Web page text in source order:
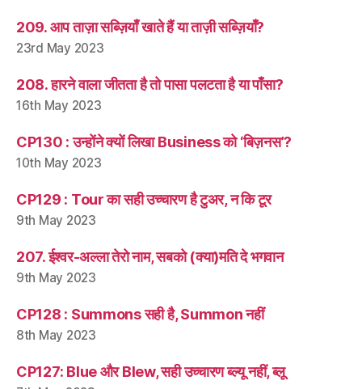
209. आप ताज़ा सब्ज़ियाँ खाते हैं या ताज़ी सब्ज़ियाँ?
23rd May 2023
208. हारने वाला जीतता है तो पासा पलटता है या पाँसा?
16th May 2023
CP130 : उन्होंने क्यों लिखा Business को ‘बिज़नस’?
10th May 2023
CP129 : Tour का सही उच्चारण है टुअर, न कि टूर
9th May 2023
207. ईश्वर-अल्ला तेरो नाम, सबको (क्या)मति दे भगवान
9th May 2023
CP128 : Summons सही है, Summon नहीं
8th May 2023
CP127: Blue और Blew, सही उच्चारण ब्ल्यू नहीं, ब्लू